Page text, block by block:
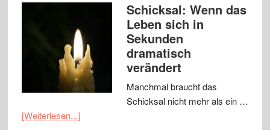
Schicksal: Wenn das
Leben sich in
Sekunden
dramatisch
verändert
Manchmal braucht das
Schicksal nicht mehr als ein …
[Weiterlesen...]